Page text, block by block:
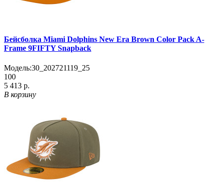
Бейсболка Miami Dolphins New Era Brown Color Pack A-
Frame 9FIFTY Snapback
Модель:30_202721119_25
100
5 413 р.
В корзину